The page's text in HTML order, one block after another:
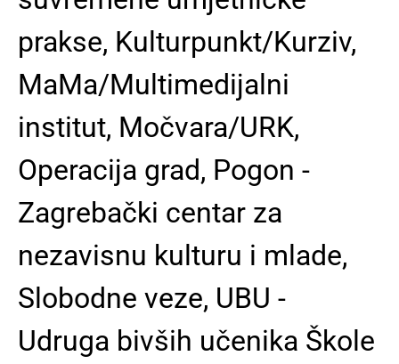
prakse, Kulturpunkt/Kurziv,
MaMa/Multimedijalni
institut, Močvara/URK,
Operacija grad, Pogon -
Zagrebački centar za
nezavisnu kulturu i mlade,
Slobodne veze, UBU -
Udruga bivših učenika Škole